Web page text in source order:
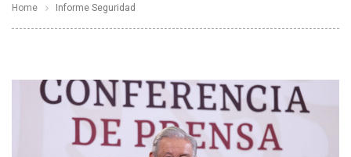
Home Informe Seguridad